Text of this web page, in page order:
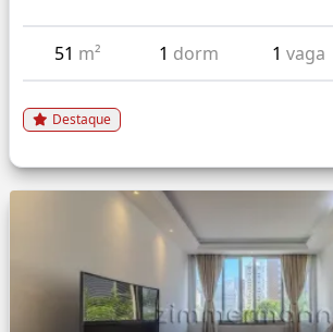
51 m² 1 dorm 1vaga
Destaque